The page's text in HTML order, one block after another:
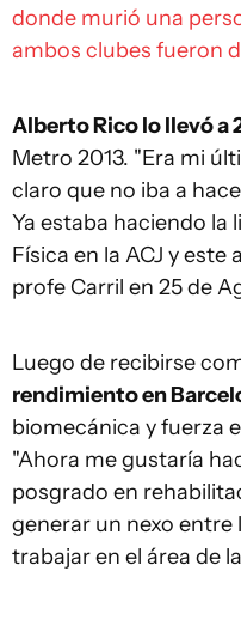
donde murió una
ambos clubes fueron
Alberto Rico lo llevó a
Metro 2013. "Era mi
claro que no iba a
Ya estaba haciendo la
Física en la ACJ y
profe Carril en 25 de
Luego de recibirse
rendimiento en
biomecánica y fuerza
"Ahora me gustaría
posgrado en
generar un nexo entre
trabajar en el área de la